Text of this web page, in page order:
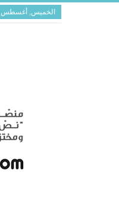
الخميس, أغسطس 6, 2026